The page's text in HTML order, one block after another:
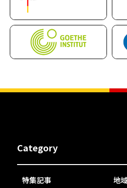
Category
特集記事
地